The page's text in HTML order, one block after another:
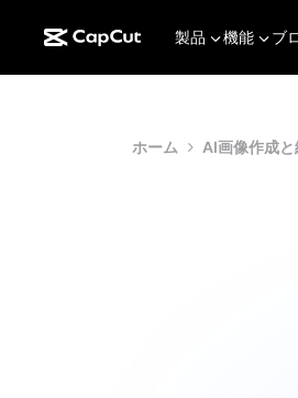
製品 機能 ブ
ホーム AI画像作成